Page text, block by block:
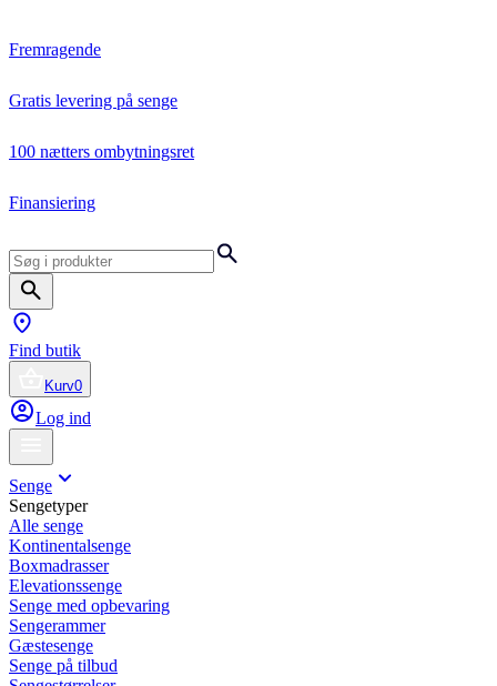
Fremragende
Gratis levering på senge
100 nætters ombytningsret
Finansiering
Find butik
Kurv0
Log ind
Senge
Sengetyper
Alle senge
Kontinentalsenge
Boxmadrasser
Elevationssenge
Senge med opbevaring
Sengerammer
Gæstesenge
Senge på tilbud